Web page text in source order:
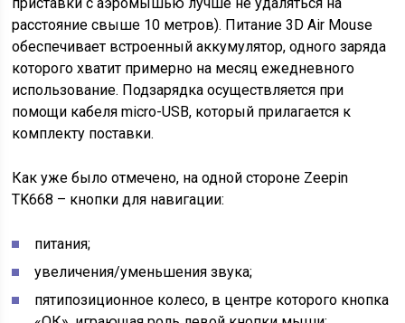
расстояние свыше 10 метров). Питание 3D Air Mouse
обеспечивает встроенный аккумулятор, одного заряда
которого хватит примерно на месяц ежедневного
использование. Подзарядка осуществляется при
помощи кабеля micro-USB, который прилагается к
комплекту поставки.
Как уже было отмечено, на одной стороне Zeepin
TK668 – кнопки для навигации:
питания;
увеличения/уменьшения звука;
пятипозиционное колесо, в центре которого кнопка